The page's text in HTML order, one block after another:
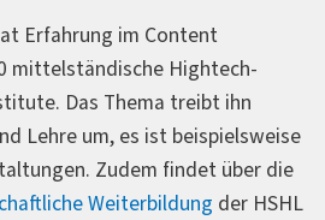
Erfahrung im Content
mittelständische Hightech-
Das Thema treibt ihn
Lehre um, es ist beispielsweise
Zudem findet über die
Weiterbildung der HSHL